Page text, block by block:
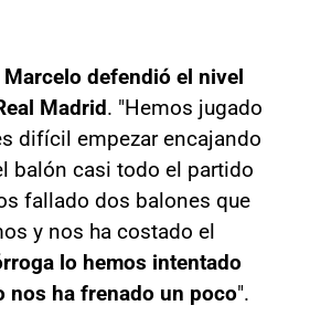
Marcelo defendió el nivel
Madrid. "Hemos jugado
difícil empezar encajando
balón casi todo el partido
fallado dos balones que
y nos ha costado el
lo hemos intentado
nos ha frenado un poco".